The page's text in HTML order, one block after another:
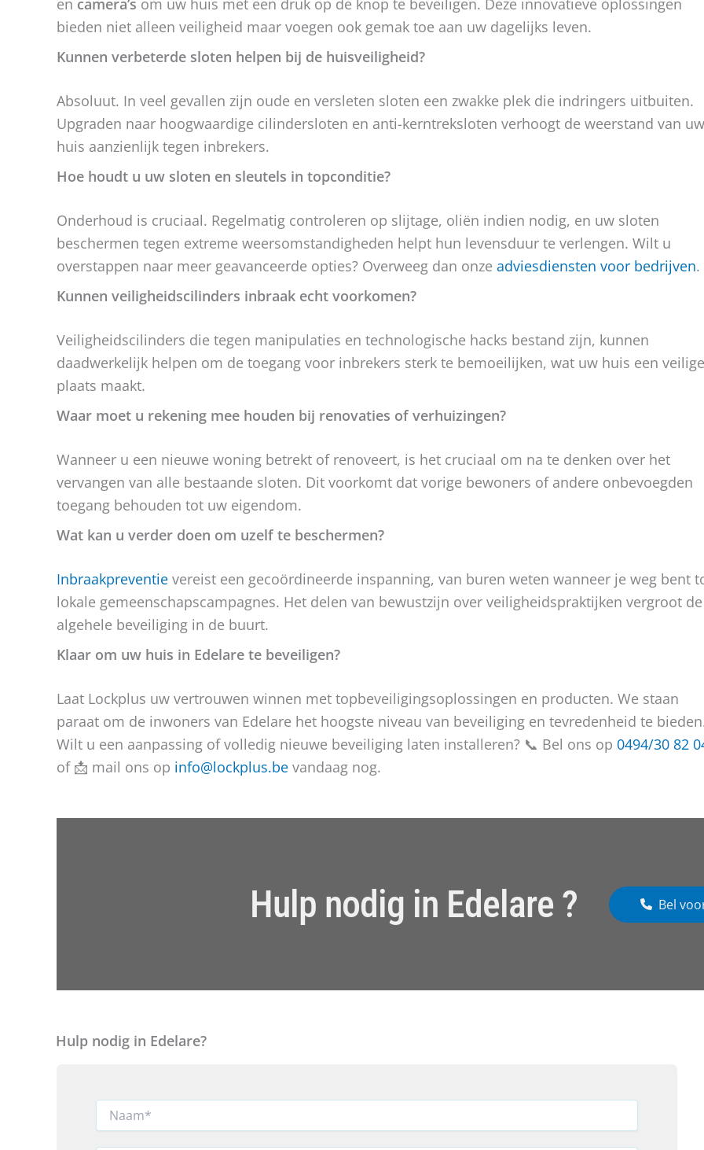
en camera’s om uw huis met een druk op de knop te beveiligen. Deze innovatieve oplossingen
bieden niet alleen veiligheid maar voegen ook gemak toe aan uw dagelijks leven.
Kunnen verbeterde sloten helpen bij de huisveiligheid?
Absoluut. In veel gevallen zijn oude en versleten sloten een zwakke plek die indringers uitbuiten.
Upgraden naar hoogwaardige cilindersloten en anti-kerntreksloten verhoogt de weerstand van uw
huis aanzienlijk tegen inbrekers.
Hoe houdt u uw sloten en sleutels in topconditie?
Onderhoud is cruciaal. Regelmatig controleren op slijtage, oliën indien nodig, en uw sloten
beschermen tegen extreme weersomstandigheden helpt hun levensduur te verlengen. Wilt u
overstappen naar meer geavanceerde opties? Overweeg dan onze adviesdiensten voor bedrijven.
Kunnen veiligheidscilinders inbraak echt voorkomen?
Veiligheidscilinders die tegen manipulaties en technologische hacks bestand zijn, kunnen
daadwerkelijk helpen om de toegang voor inbrekers sterk te bemoeilijken, wat uw huis een veilige
plaats maakt.
Waar moet u rekening mee houden bij renovaties of verhuizingen?
Wanneer u een nieuwe woning betrekt of renoveert, is het cruciaal om na te denken over het
vervangen van alle bestaande sloten. Dit voorkomt dat vorige bewoners of andere onbevoegden
toegang behouden tot uw eigendom.
Wat kan u verder doen om uzelf te beschermen?
Inbraakpreventie vereist een gecoördineerde inspanning, van buren weten wanneer je weg bent
lokale gemeenschapscampagnes. Het delen van bewustzijn over veiligheidspraktijken vergroot de
algehele beveiliging in de buurt.
Klaar om uw huis in Edelare te beveiligen?
Laat Lockplus uw vertrouwen winnen met topbeveiligingsoplossingen en producten. We staan
paraat om de inwoners van Edelare het hoogste niveau van beveiliging en tevredenheid te
Wilt u een aanpassing of volledig nieuwe beveiliging laten installeren? 📞 Bel ons op 0494/30 82
of 📩 mail ons op info@lockplus.be vandaag nog.
Hulp nodig in Edelare ? Bel
Hulp nodig in Edelare?
N